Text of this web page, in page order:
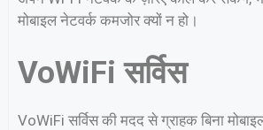
मोबाइल नेटवर्क कमजोर क्यों न हो।
VoWiFi सर्विस
VoWiFi सर्विस की मदद से ग्राहक बिना